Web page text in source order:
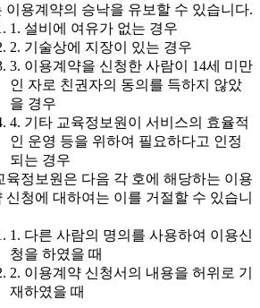
이용계약의 승낙을 유보할 수 있습니다.
1. 설비에 여유가 없는 경우
2. 기술상에 지장이 있는 경우
3. 이용계약을 신청한 사람이 14세 미만
인 자로 친권자의 동의를 득하지 않았
을 경우
4. 기타 교육정보원이 서비스의 효율적
인 운영 등을 위하여 필요하다고 인정
되는 경우
정보원은 다음 각 호에 해당하는 이용
신청에 대하여는 이를 거절할 수 있습니
1. 다른 사람의 명의를 사용하여 이용신
청을 하였을 때
2. 이용계약 신청서의 내용을 허위로 기
재하였을 때